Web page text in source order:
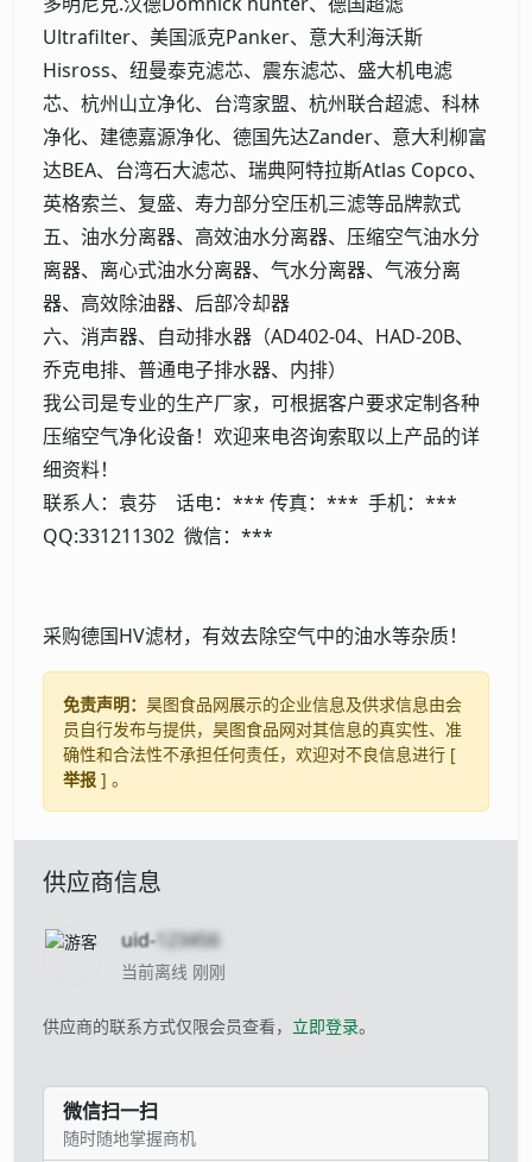
Ultrafilter、美国派克Panker、意大利海沃斯
Hisross、纽曼泰克滤芯、震东滤芯、盛大机电滤
芯、杭州山立净化、台湾家盟、杭州联合超滤、科林
净化、建德嘉源净化、德国先达Zander、意大利柳富
达BEA、台湾石大滤芯、瑞典阿特拉斯Atlas Copco、
英格索兰、复盛、寿力部分空压机三滤等品牌款式
五、油水分离器、高效油水分离器、压缩空气油水分
离器、离心式油水分离器、气水分离器、气液分离
器、高效除油器、后部冷却器
六、消声器、自动排水器（AD402-04、HAD-20B、
乔克电排、普通电子排水器、内排）
我公司是专业的生产厂家，可根据客户要求定制各种
压缩空气净化设备！欢迎来电咨询索取以上产品的详
细资料！
联系人：袁芬 话电：*** 传真：*** 手机：***
QQ:331211302 微信：***
采购德国HV滤材，有效去除空气中的油水等杂质！
免责声明： 昊图食品网展示的企业信息及供求信息由会
员自行发布与提供，昊图食品网对其信息的真实性、准
确性和合法性不承担任何责任，欢迎对不良信息进行 [
举报 ] 。
供应商信息
uid- 123456
当前离线 刚刚
供应商的联系方式仅限会员查看， 立即登录。
微信扫一扫
随时随地掌握商机